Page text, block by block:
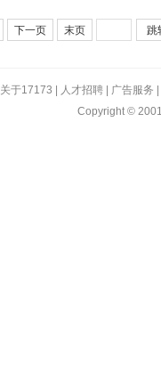
下一页 末页 跳
关于17173 人才招聘 广告服务
Copyright ©